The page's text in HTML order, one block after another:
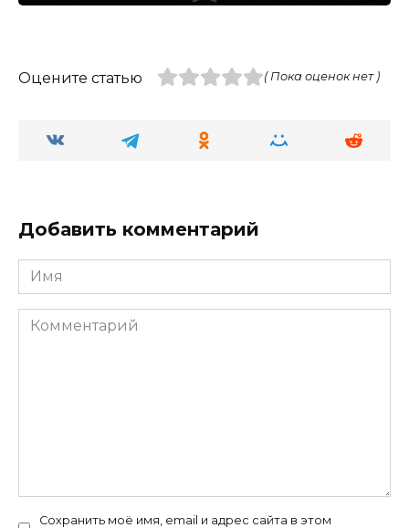
Оцените статью ( Пока оценок нет )
Добавить комментарий
Имя
Комментарий
Сохранить моё имя, email и адрес сайта в этом